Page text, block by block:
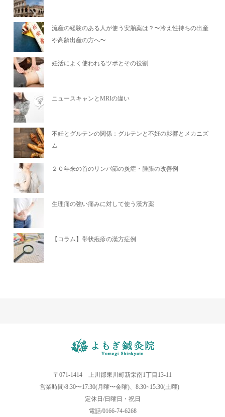
流産の経験のある人が使う安胎薬は？〜冷え性持ちの出産
や高齢出産の方へ〜
妊活によく使われるツボとその役割
ニュースキャンとMRIの違い
不妊とグルテンの関係：グルテンと不妊の影響とメカニズ
ム
２０年来の首のリンパ節の炎症・腫脹の改善例
生理痛の強い痛みに対して使う漢方薬
【コラム】帯状疱疹の漢方症例
〒071-1414 上川郡東川町新栄南1丁目13-11
営業時間/8:30〜17:30(月曜〜金曜)、8:30~15:30(土曜)
定休日/日曜日・祝日
電話/0166-74-6268